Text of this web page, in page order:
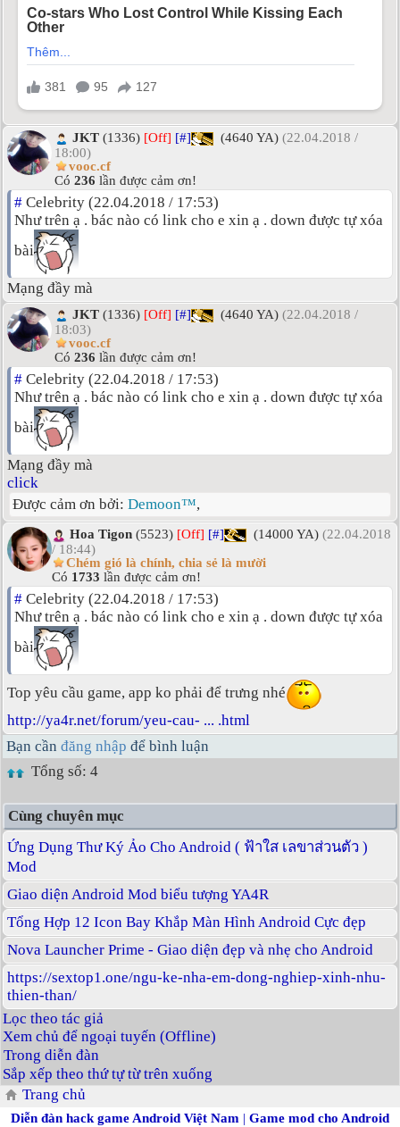
JKT (1336) [Off] [#] (4640 YA) (22.04.2018 /
18:00)
vooc.cf
Có 236 lần được cảm ơn!
# Celebrity (22.04.2018 / 17:53)
Như trên ạ . bác nào có link cho e xin ạ . down được tự xóa
bài
Mạng đầy mà
JKT (1336) [Off] [#] (4640 YA) (22.04.2018 /
18:03)
vooc.cf
Có 236 lần được cảm ơn!
# Celebrity (22.04.2018 / 17:53)
Như trên ạ . bác nào có link cho e xin ạ . down được tự xóa
bài
Mạng đầy mà
click
Được cảm ơn bởi: Demoon™,
Hoa Tigon (5523) [Off] [#] (14000 YA) (22.04.2018
/ 18:44)
Chém gió là chính, chia sẻ là mười
Có 1733 lần được cảm ơn!
# Celebrity (22.04.2018 / 17:53)
Như trên ạ . bác nào có link cho e xin ạ . down được tự xóa
bài
Top yêu cầu game, app ko phải để trưng nhé
http://ya4r.net/forum/yeu-cau- ... .html
Bạn cần đăng nhập để bình luận
Tổng số: 4
Cùng chuyên mục
Ứng Dụng Thư Ký Ảo Cho Android ( ฟ้าใส เลขาส่วนตัว )
Mod
Giao diện Android Mod biểu tượng YA4R
Tổng Hợp 12 Icon Bay Khắp Màn Hình Android Cực đẹp
Nova Launcher Prime - Giao diện đẹp và nhẹ cho Android
https://sextop1.one/ngu-ke-nha-em-dong-nghiep-xinh-nhu-
thien-than/
Lọc theo tác giả
Xem chủ để ngoại tuyến (Offline)
Trong diễn đàn
Sắp xếp theo thứ tự từ trên xuống
Trang chủ
Diễn đàn hack game Android Việt Nam | Game mod cho Android